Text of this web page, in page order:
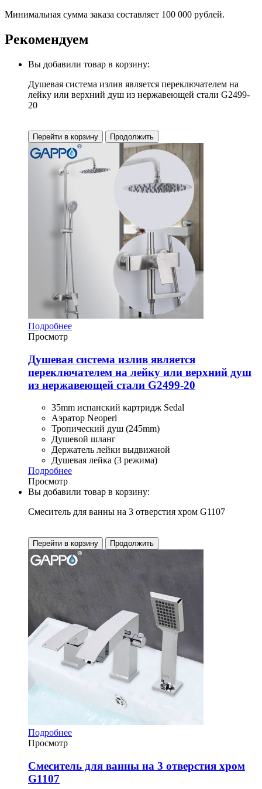
Минимальная сумма заказа составляет 100 000 рублей.
Рекомендуем
Вы добавили товар в корзину:
Душевая система излив является переключателем на
лейку или верхний душ из нержавеющей стали G2499-
20
Перейти в корзину Продолжить
Подробнее
Просмотр
Душевая система излив является
переключателем на лейку или верхний душ
из нержавеющей стали G2499-20
35mm испанский картридж Sedal
Аэратор Neoperl
Тропический душ (245mm)
Душевой шланг
Держатель лейки выдвижной
Душевая лейка (3 режима)
Подробнее
Просмотр
Вы добавили товар в корзину:
Смеситель для ванны на 3 отверстия хром G1107
Перейти в корзину Продолжить
Подробнее
Просмотр
Смеситель для ванны на 3 отверстия хром
G1107